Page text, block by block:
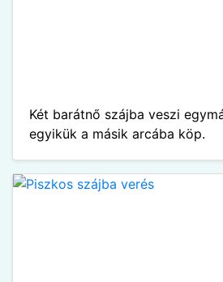
Két barátnő szájba veszi
egyikük a másik arcába köp.